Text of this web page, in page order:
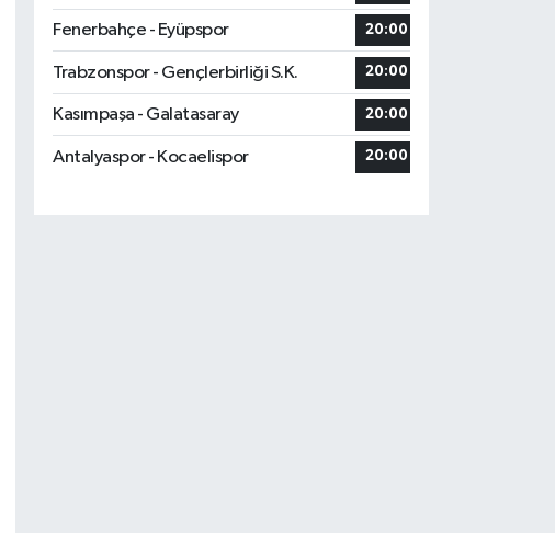
Fenerbahçe - Eyüpspor 20:00
Trabzonspor - Gençlerbirliği S.K. 20:00
Kasımpaşa - Galatasaray 20:00
Antalyaspor - Kocaelispor 20:00